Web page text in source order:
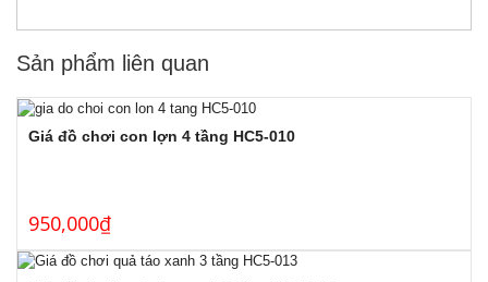
Sản phẩm liên quan
Giá đồ chơi con lợn 4 tầng HC5-010
950,000₫